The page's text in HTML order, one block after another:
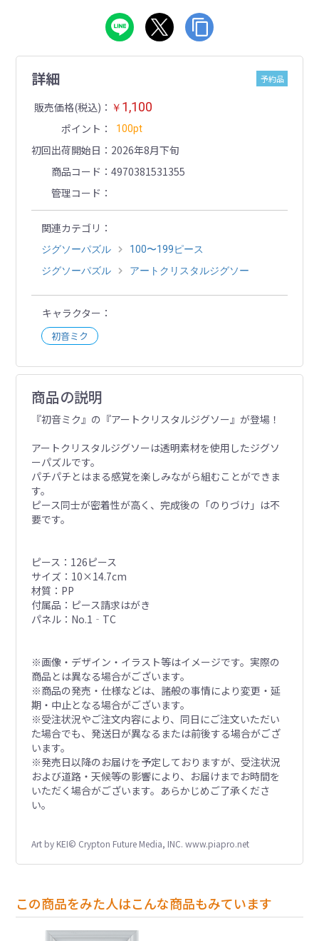
詳細 予約品
販売価格(税込) ￥ 1,100
ポイント 100pt
初回出荷開始日
2026年8月下旬
商品コード
4970381531355
管理コード
関連カテゴリ
ジグソーパズル
100〜199ピース
ジグソーパズル
アートクリスタルジグソー
キャラクター
初音ミク
商品の説明
『初音ミク』の『アートクリスタルジグソー』が登場！
アートクリスタルジグソーは透明素材を使用したジグソ
ーパズルです。
パチパチとはまる感覚を楽しみながら組むことができま
す。
ピース同士が密着性が高く、完成後の「のりづけ」は不
要です。
ピース：126ピース
サイズ：10×14.7cm
材質：PP
付属品：ピース請求はがき
パネル：No.1‐TC
※画像・デザイン・イラスト等はイメージです。実際の
商品とは異なる場合がございます。
※商品の発売・仕様などは、諸般の事情により変更・延
期・中止となる場合がございます。
※受注状況やご注文内容により、同日にご注文いただい
た場合でも、発送日が異なるまたは前後する場合がござ
います。
※発売日以降のお届けを予定しておりますが、受注状況
および道路・天候等の影響により、お届けまでお時間を
いただく場合がございます。あらかじめご了承くださ
い。
Art by KEI© Crypton Future Media, INC. www.piapro.net
この商品をみた人はこんな商品もみています